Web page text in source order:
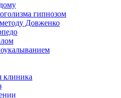
гипнозом
Довженко
клиника